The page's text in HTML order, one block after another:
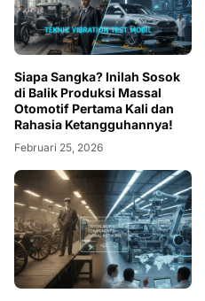
Siapa Sangka? Inilah Sosok
di Balik Produksi Massal
Otomotif Pertama Kali dan
Rahasia Ketangguhannya!
Februari 25, 2026